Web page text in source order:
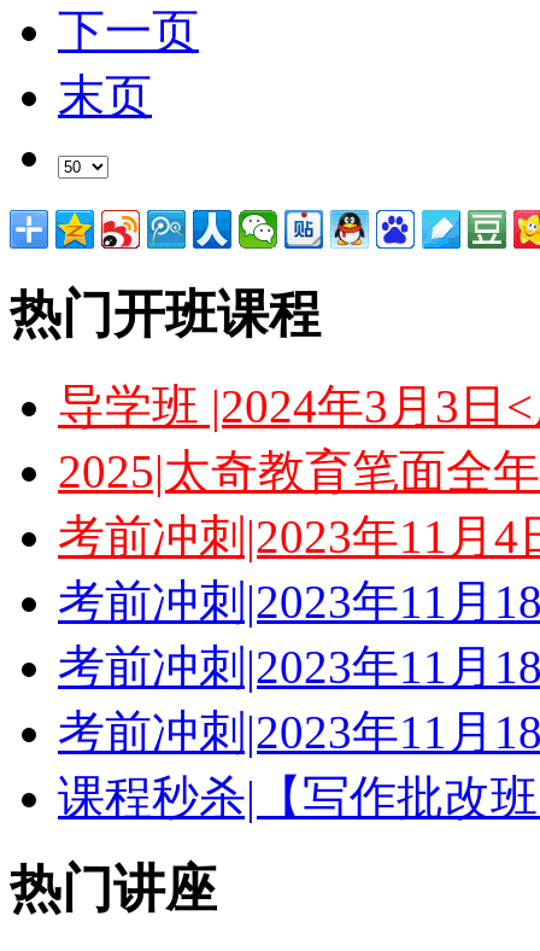
下一页
末页
热门开班课程
导学班 |2024年3月3日
2025|太奇教育笔面全
考前冲刺|2023年11月
考前冲刺|2023年11月
考前冲刺|2023年11月
考前冲刺|2023年11月
课程秒杀|【写作批改
热门讲座